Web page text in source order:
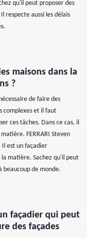
qu'il peut proposer des
respecte aussi les délais
maisons dans la
?
de faire des
complexes et il faut
ces tâches. Dans ce cas, il
FERRARI Steven
Il est un façadier
matière. Sachez qu'il peut
beaucoup de monde.
façadier qui peut
des façades